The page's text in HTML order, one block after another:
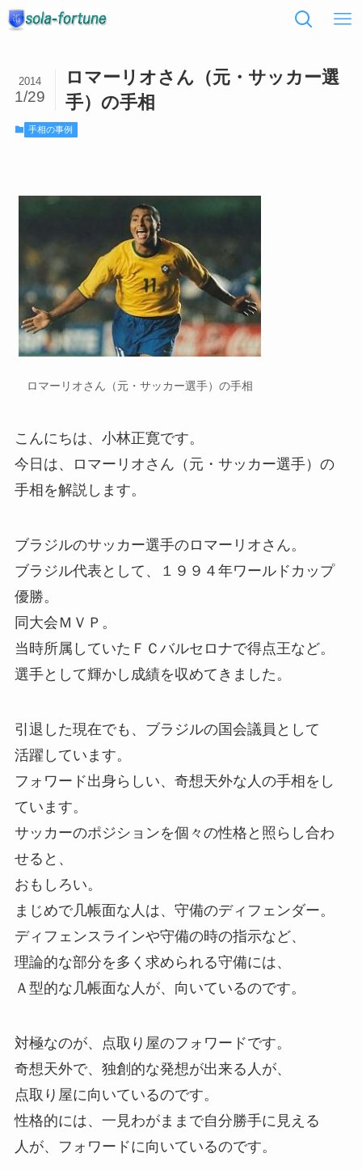
ロマーリオさん（元・サッカー選
手）の手相
2014
1/29
手相の事例
ロマーリオさん（元・サッカー選手）の手相
こんにちは、小林正寛です。
今日は、ロマーリオさん（元・サッカー選手）の
手相を解説します。
ブラジルのサッカー選手のロマーリオさん。
ブラジル代表として、１９９４年ワールドカップ
優勝。
同大会ＭＶＰ。
当時所属していたＦＣバルセロナで得点王など。
選手として輝かし成績を収めてきました。
引退した現在でも、ブラジルの国会議員として
活躍しています。
フォワード出身らしい、奇想天外な人の手相をし
ています。
サッカーのポジションを個々の性格と照らし合わ
せると、
おもしろい。
まじめで几帳面な人は、守備のディフェンダー。
ディフェンスラインや守備の時の指示など、
理論的な部分を多く求められる守備には、
Ａ型的な几帳面な人が、向いているのです。
対極なのが、点取り屋のフォワードです。
奇想天外で、独創的な発想が出来る人が、
点取り屋に向いているのです。
性格的には、一見わがままで自分勝手に見える
人が、フォワードに向いているのです。